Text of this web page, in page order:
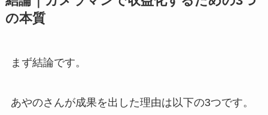
の本質
まず結論です。
あやのさんが成果を出した理由は以下の3つです。